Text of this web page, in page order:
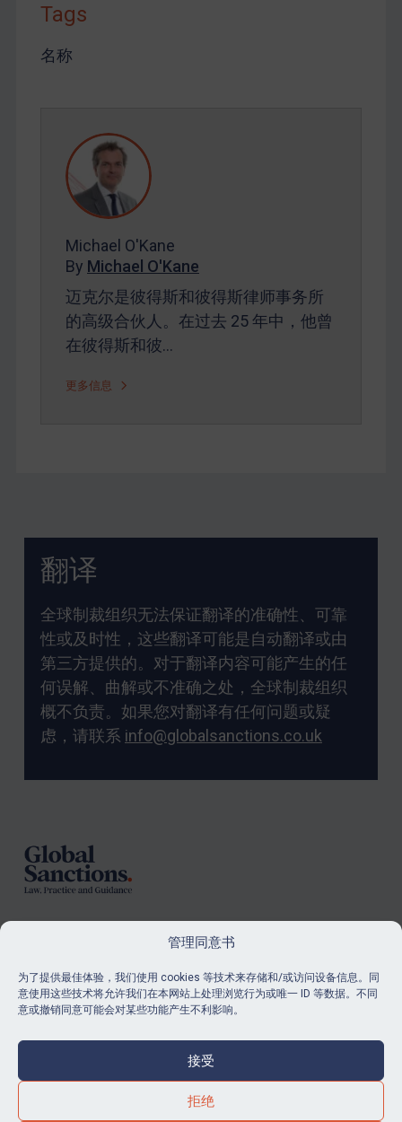
管理同意书
为了提供最佳体验，我们使用 cookies 等技术来存储和/或访问设备信息。同
意使用这些技术将允许我们在本网站上处理浏览行为或唯一 ID 等数据。不同
意或撤销同意可能会对某些功能产生不利影响。
接受
拒绝
Tags
名称
Michael O'Kane
By Michael O'Kane
迈克尔是彼得斯和彼得斯律师事务所
的高级合伙人。在过去 25 年中，他曾
在彼得斯和彼…
更多信息
翻译
全球制裁组织无法保证翻译的准确性、可靠
性或及时性，这些翻译可能是自动翻译或由
第三方提供的。对于翻译内容可能产生的任
何误解、曲解或不准确之处，全球制裁组织
概不负责。如果您对翻译有任何问题或疑
虑，请联系 info@globalsanctions.co.uk
订阅
了解我们的最新消息和资源。